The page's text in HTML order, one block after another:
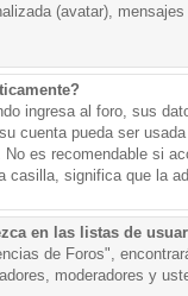
(avatar),
ingresa al foro, sus
cuenta pueda ser
es recomendable si
significa que la
en las listas de
de Foros",
moderadores y